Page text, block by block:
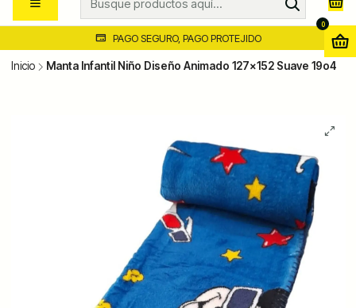
0
PAGO SEGURO, PAGO PROTEJIDO
Inicio Manta Infantil Niño Diseño Animado 127x152 Suave 19o4